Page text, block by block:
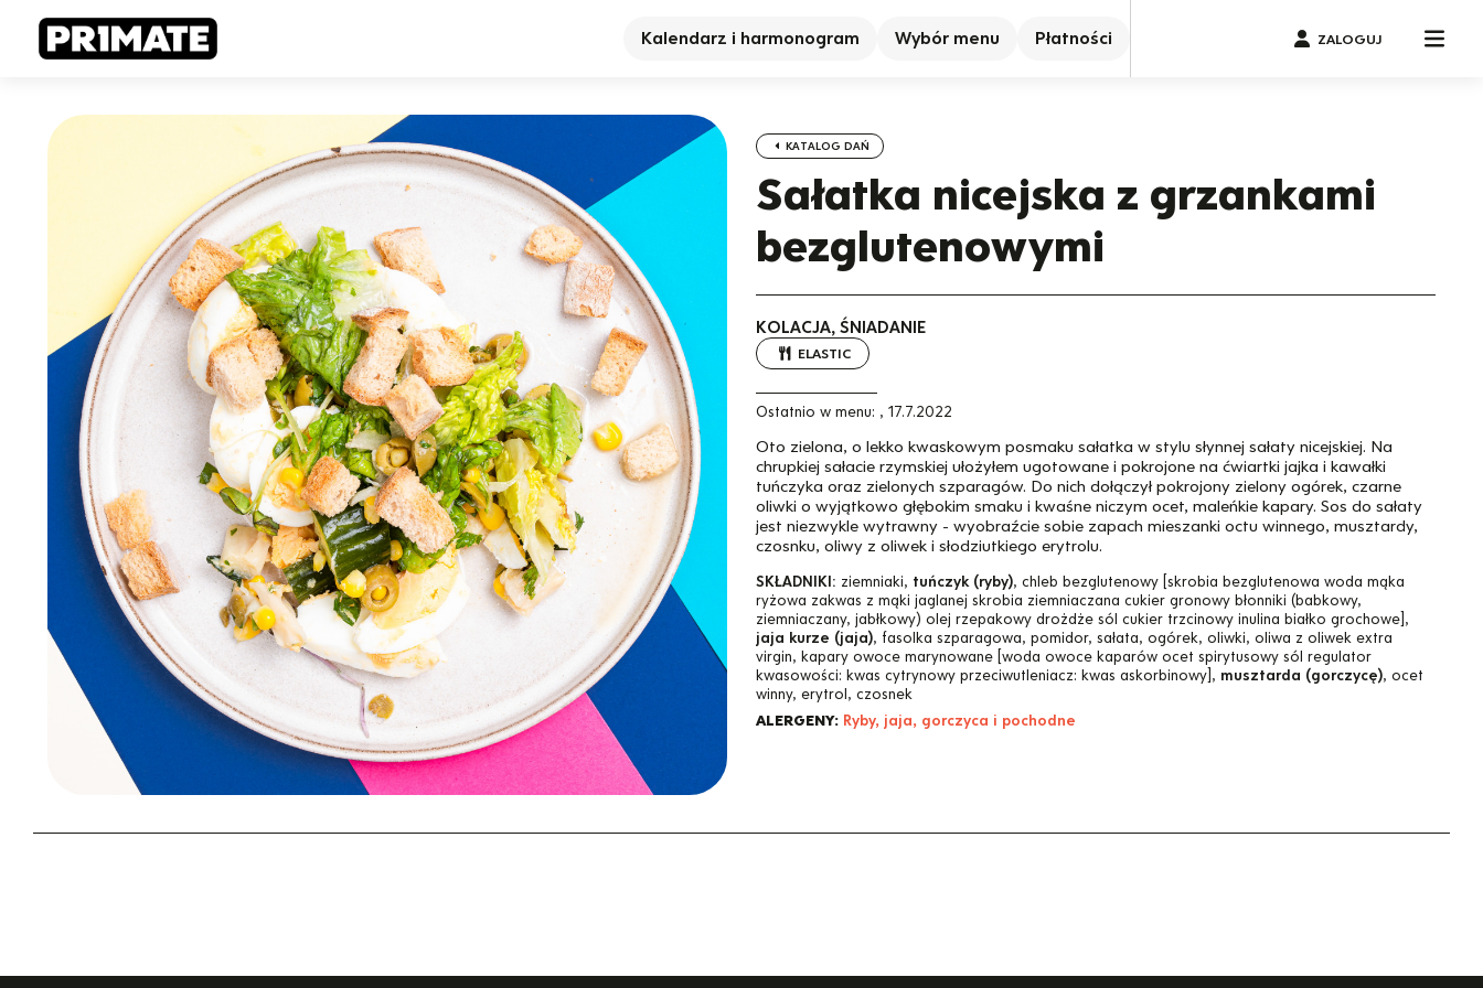
Kalendarz i harmonogram Wybór menu Płatności ZALOGUJ
KATALOG DAŃ
Sałatka nicejska z grzankami
bezglutenowymi
KOLACJA, ŚNIADANIE
ELASTIC
Ostatnio w menu: , 17.7.2022
Oto zielona, o lekko kwaskowym posmaku sałatka w stylu słynnej sałaty nicejskiej. Na
chrupkiej sałacie rzymskiej ułożyłem ugotowane i pokrojone na ćwiartki jajka i kawałki
tuńczyka oraz zielonych szparagów. Do nich dołączył pokrojony zielony ogórek, czarne
oliwki o wyjątkowo głębokim smaku i kwaśne niczym ocet, maleńkie kapary. Sos do sałaty
jest niezwykle wytrawny - wyobraźcie sobie zapach mieszanki octu winnego, musztardy,
czosnku, oliwy z oliwek i słodziutkiego erytrolu.
SKŁADNIKI: ziemniaki, tuńczyk (ryby), chleb bezglutenowy [skrobia bezglutenowa woda mąka
ryżowa zakwas z mąki jaglanej skrobia ziemniaczana cukier gronowy błonniki (babkowy,
ziemniaczany, jabłkowy) olej rzepakowy drożdże sól cukier trzcinowy inulina białko grochowe],
jaja kurze (jaja), fasolka szparagowa, pomidor, sałata, ogórek, oliwki, oliwa z oliwek extra
virgin, kapary owoce marynowane [woda owoce kaparów ocet spirytusowy sól regulator
kwasowości: kwas cytrynowy przeciwutleniacz: kwas askorbinowy], musztarda (gorczycę), ocet
winny, erytrol, czosnek
ALERGENY: Ryby, jaja, gorczyca i pochodne